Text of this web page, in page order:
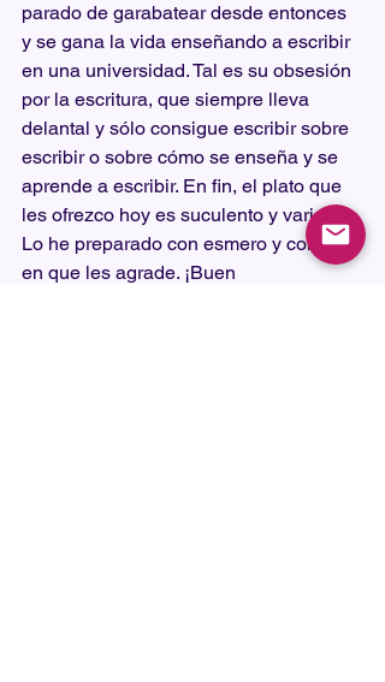
parado de garabatear desde entonces
y se gana la vida enseñando a escribir
en una universidad. Tal es su obsesión
por la escritura, que siempre lleva
delantal y sólo consigue escribir sobre
escribir o sobre cómo se enseña y se
aprende a escribir. En fin, el plato que
les ofrezco hoy es suculento y variado.
Lo he preparado con esmero y confío
en que les agrade. ¡Buen